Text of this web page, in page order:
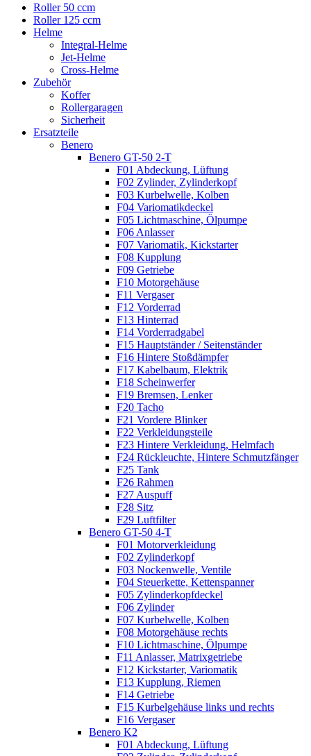
Roller 50 ccm
Roller 125 ccm
Helme
Integral-Helme
Jet-Helme
Cross-Helme
Zubehör
Koffer
Rollergaragen
Sicherheit
Ersatzteile
Benero
Benero GT-50 2-T
F01 Abdeckung, Lüftung
F02 Zylinder, Zylinderkopf
F03 Kurbelwelle, Kolben
F04 Variomatikdeckel
F05 Lichtmaschine, Ölpumpe
F06 Anlasser
F07 Variomatik, Kickstarter
F08 Kupplung
F09 Getriebe
F10 Motorgehäuse
F11 Vergaser
F12 Vorderrad
F13 Hinterrad
F14 Vorderradgabel
F15 Hauptständer / Seitenständer
F16 Hintere Stoßdämpfer
F17 Kabelbaum, Elektrik
F18 Scheinwerfer
F19 Bremsen, Lenker
F20 Tacho
F21 Vordere Blinker
F22 Verkleidungsteile
F23 Hintere Verkleidung, Helmfach
F24 Rückleuchte, Hintere Schmutzfänger
F25 Tank
F26 Rahmen
F27 Auspuff
F28 Sitz
F29 Luftfilter
Benero GT-50 4-T
F01 Motorverkleidung
F02 Zylinderkopf
F03 Nockenwelle, Ventile
F04 Steuerkette, Kettenspanner
F05 Zylinderkopfdeckel
F06 Zylinder
F07 Kurbelwelle, Kolben
F08 Motorgehäuse rechts
F10 Lichtmaschine, Ölpumpe
F11 Anlasser, Matrixgetriebe
F12 Kickstarter, Variomatik
F13 Kupplung, Riemen
F14 Getriebe
F15 Kurbelgehäuse links und rechts
F16 Vergaser
Benero K2
F01 Abdeckung, Lüftung